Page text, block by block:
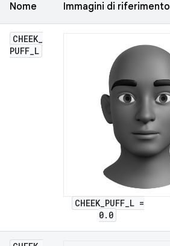
Nome Immagini di riferimento
CHEEK_
PUFF_L
CHEEK_PUFF_L =
0.0